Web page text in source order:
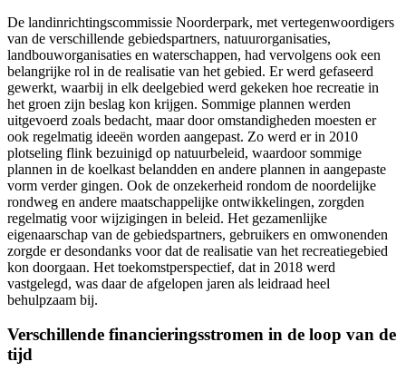
De landinrichtingscommissie Noorderpark, met vertegenwoordigers
van de verschillende gebiedspartners, natuurorganisaties,
landbouworganisaties en waterschappen, had vervolgens ook een
belangrijke rol in de realisatie van het gebied. Er werd gefaseerd
gewerkt, waarbij in elk deelgebied werd gekeken hoe recreatie in
het groen zijn beslag kon krijgen. Sommige plannen werden
uitgevoerd zoals bedacht, maar door omstandigheden moesten er
ook regelmatig ideeën worden aangepast. Zo werd er in 2010
plotseling flink bezuinigd op natuurbeleid, waardoor sommige
plannen in de koelkast belandden en andere plannen in aangepaste
vorm verder gingen. Ook de onzekerheid rondom de noordelijke
rondweg en andere maatschappelijke ontwikkelingen, zorgden
regelmatig voor wijzigingen in beleid. Het gezamenlijke
eigenaarschap van de gebiedspartners, gebruikers en omwonenden
zorgde er desondanks voor dat de realisatie van het recreatiegebied
kon doorgaan. Het toekomstperspectief, dat in 2018 werd
vastgelegd, was daar de afgelopen jaren als leidraad heel
behulpzaam bij.
Verschillende financieringsstromen in de loop van de
tijd